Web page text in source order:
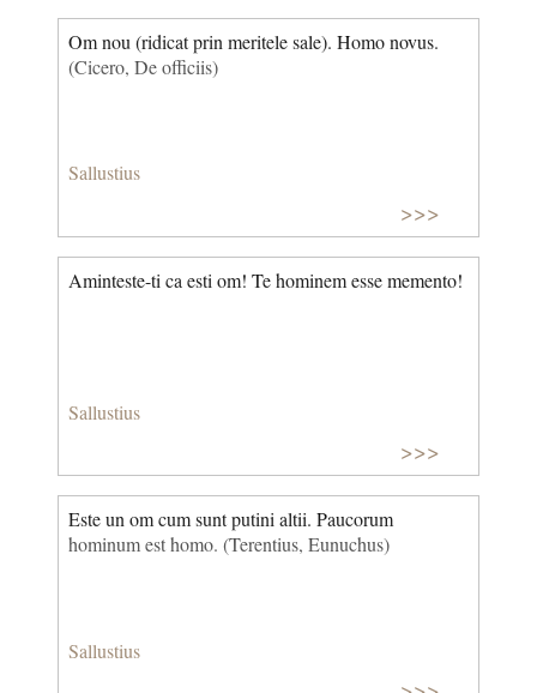
Om nou (ridicat prin meritele sale). Homo novus.
(Cicero, De officiis)
Sallustius
>>>
Aminteste-ti ca esti om! Te hominem esse memento!
Sallustius
>>>
Este un om cum sunt putini altii. Paucorum
hominum est homo. (Terentius, Eunuchus)
Sallustius